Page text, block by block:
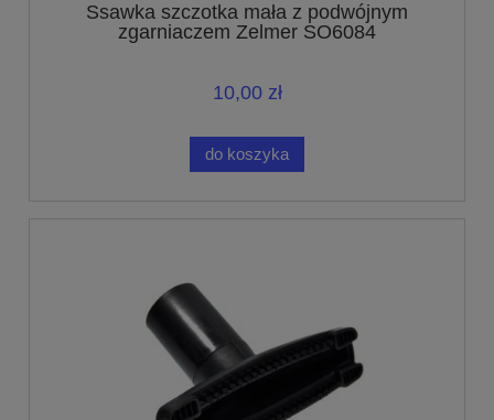
Ssawka szczotka mała z podwójnym
zgarniaczem Zelmer SO6084
10,00 zł
do koszyka